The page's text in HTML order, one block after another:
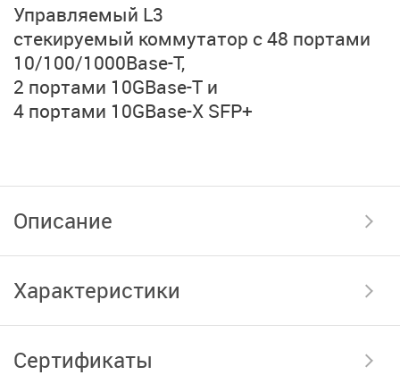
Управляемый L3
стекируемый коммутатор с 48 портами
10/100/1000Base-T,
2 портами 10GBase-T и
4 портами 10GBase-X SFP+
Описание
Характеристики
Сертификаты